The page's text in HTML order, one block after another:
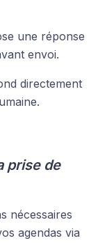
une réponse
envoi.
directement
prise de
nécessaires
agendas via